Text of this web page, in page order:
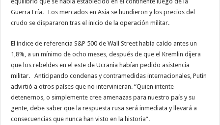
Guerra Fría. Los mercados en Asia se hundieron y los precios del
crudo se dispararon tras el inicio de la operación militar.
El índice de referencia S&P 500 de Wall Street había caído antes un
1,8%, a un mínimo de ocho meses, después de que el Kremlin dijera
que los rebeldes en el este de Ucrania habían pedido asistencia
militar. Anticipando condenas y contramedidas internacionales, Putin
advirtió a otros países que no intervinieran. “Quien intente
detenernos, o simplemente cree amenazas para nuestro país y su
gente, debe saber que la respuesta rusa será inmediata y llevará a
consecuencias que nunca han visto en la historia”.